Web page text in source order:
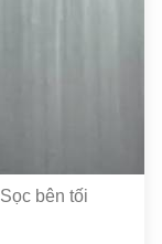
Sọc bên tối